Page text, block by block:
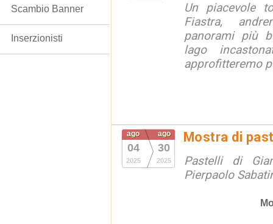
Un piacevole
Fiastra,
panorami più
lago
approfitteremo
ago
04
2025
ago
30
2025
Mostra di
Pastelli di
Pierpaolo
Scambio Banner
Inserzionisti